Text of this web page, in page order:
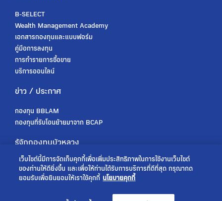
B-SELECT
Wealth Management Academy
เอกสารกองทุนและแบบฟอร์ม
คู่มือการลงทุน
การทำรายการซื้อขาย
บริการออนไลน์
ข่าว / ประกาศ
กองทุน BBLAM
กองทุนที่รับโอนย้ายมาจาก BCAP
รู้จักกองทุนบัวหลวง
เกี่ยวกับเรา
การกำกับดูแล
เว็บไซต์นี้มีการจัดเก็บคุกกี้เพื่อเพิ่มประสิทธิภาพในการใช้งานเว็บไซต์
ของท่านให้ดียิ่งขึ้น และเพื่อให้ท่านได้รับการบริการที่ดีที่สุด กรุณากด
ยอมรับเพื่อยินยอมให้เราใช้คุกกี้ นโยบายคุกกี้